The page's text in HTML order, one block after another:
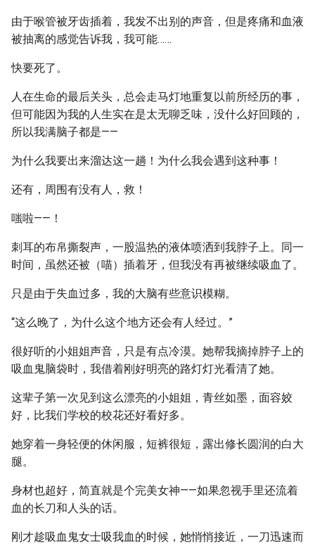
由于喉管被牙齿插着，我发不出别的声音，但是疼痛和血液
被抽离的感觉告诉我，我可能……
快要死了。
人在生命的最后关头，总会走马灯地重复以前所经历的事，
但可能因为我的人生实在是太无聊乏味，没什么好回顾的，
所以我满脑子都是——
为什么我要出来溜达这一趟！为什么我会遇到这种事！
还有，周围有没有人，救！
嗤啦——！
刺耳的布帛撕裂声，一股温热的液体喷洒到我脖子上。同一
时间，虽然还被（喵）插着牙，但我没有再被继续吸血了。
只是由于失血过多，我的大脑有些意识模糊。
“这么晚了，为什么这个地方还会有人经过。”
很好听的小姐姐声音，只是有点冷漠。她帮我摘掉脖子上的
吸血鬼脑袋时，我借着刚好明亮的路灯灯光看清了她。
这辈子第一次见到这么漂亮的小姐姐，青丝如墨，面容姣
好，比我们学校的校花还好看好多。
她穿着一身轻便的休闲服，短裤很短，露出修长圆润的白大
腿。
身材也超好，简直就是个完美女神——如果忽视手里还流着
血的长刀和人头的话。
刚才趁吸血鬼女士吸我血的时候，她悄悄接近，一刀迅速而